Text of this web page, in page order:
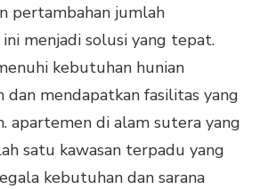
pertambahan jumlah
menjadi solusi yang tepat.
kebutuhan hunian
dan mendapatkan fasilitas yang
apartemen di alam sutera yang
satu kawasan terpadu yang
kebutuhan dan sarana